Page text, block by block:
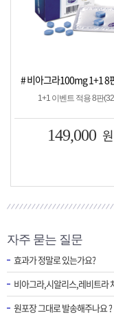
# 비아그라100mg 1+1 8
1+1 이벤트 적용 8판
149,000 원
자주 묻는 질문
효과가 정말로 있는가요?
비아그라,시알리스,레비트라
원포장 그대로 발송해주나요 ?